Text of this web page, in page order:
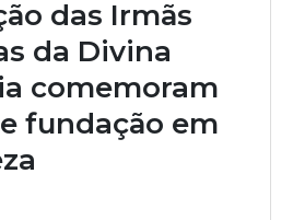
das Irmãs
da Divina
comemoram
fundação em